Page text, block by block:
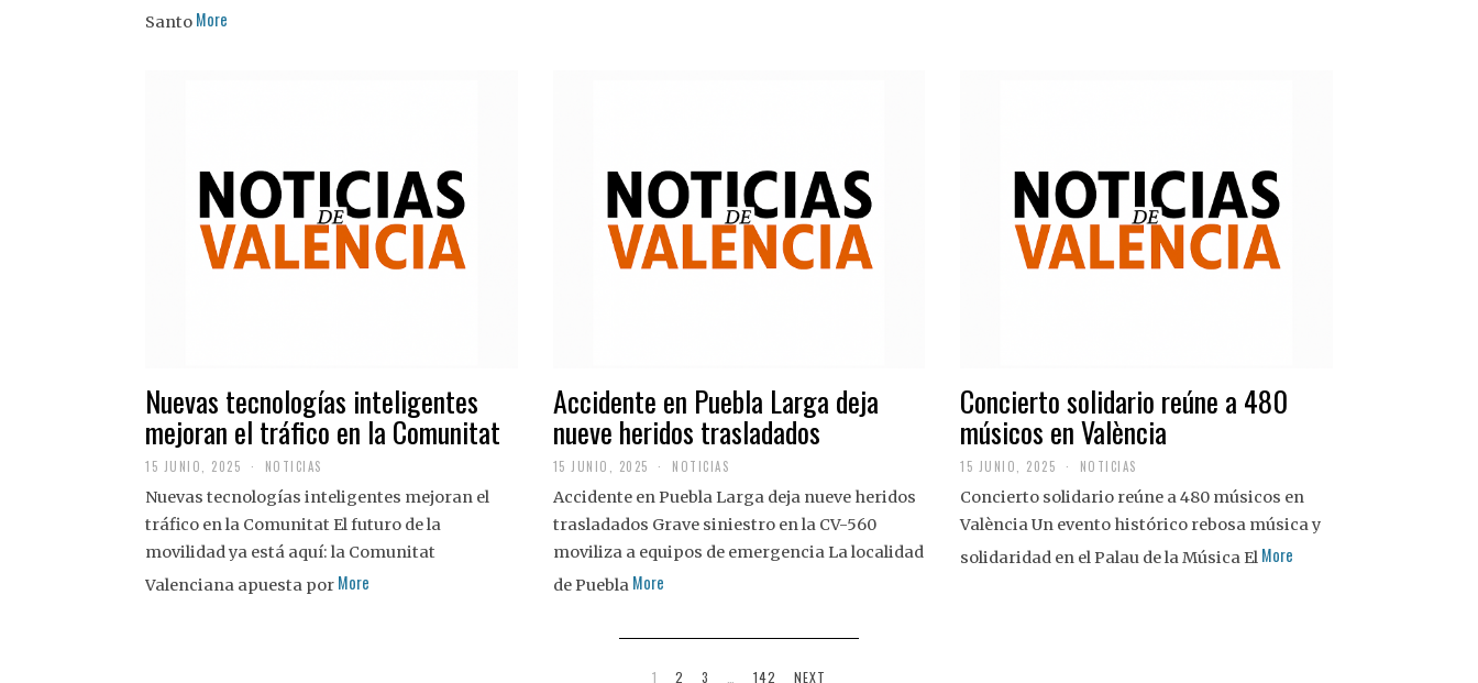
Santo More
Nuevas tecnologías inteligentes
mejoran el tráfico en la Comunitat
15 JUNIO, 2025 NOTICIAS
Nuevas tecnologías inteligentes mejoran el
tráfico en la Comunitat El futuro de la
movilidad ya está aquí: la Comunitat
Valenciana apuesta por More
Accidente en Puebla Larga deja
nueve heridos trasladados
15 JUNIO, 2025 NOTICIAS
Accidente en Puebla Larga deja nueve heridos
trasladados Grave siniestro en la CV-560
moviliza a equipos de emergencia La localidad
de Puebla More
Concierto solidario reúne a 480
músicos en València
15 JUNIO, 2025 NOTICIAS
Concierto solidario reúne a 480 músicos en
València Un evento histórico rebosa música y
solidaridad en el Palau de la Música El More
1 2 3 … 142 NEXT